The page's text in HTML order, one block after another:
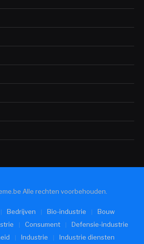
Alle rechten voorbehouden.
Bedrijven Bio-industrie
Bouw
Consument
Defensie-industrie
Industrie Industrie diensten